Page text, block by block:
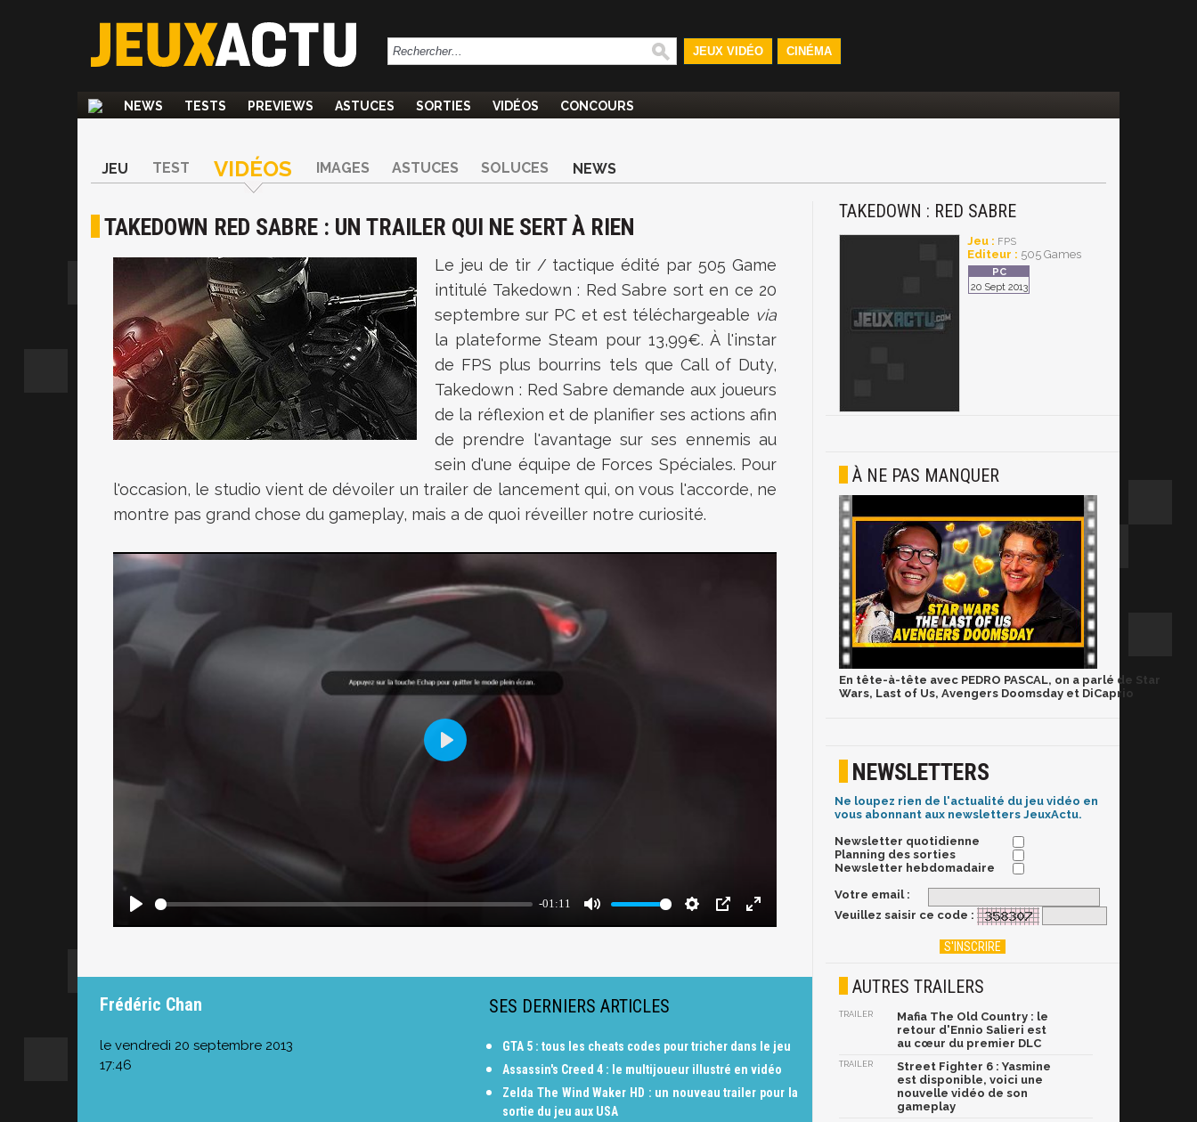
JEUX VIDÉO CINÉMA
NEWS TESTS PREVIEWS ASTUCES SORTIES VIDÉOS CONCOURS
JEU TEST VIDÉOS IMAGES ASTUCES SOLUCES NEWS
TAKEDOWN RED SABRE : UN TRAILER QUI NE SERT À RIEN
Le jeu de tir / tactique édité par 505 Game
intitulé Takedown : Red Sabre sort en ce 20
septembre sur PC et est téléchargeable via
la plateforme Steam pour 13,99€. À l'instar
de FPS plus bourrins tels que Call of Duty,
Takedown : Red Sabre demande aux joueurs
de la réflexion et de planifier ses actions afin
de prendre l'avantage sur ses ennemis au
sein d'une équipe de Forces Spéciales. Pour
l'occasion, le studio vient de dévoiler un trailer de lancement qui, on vous l'accorde, ne
montre pas grand chose du gameplay, mais a de quoi réveiller notre curiosité.
Frédéric Chan
le vendredi 20 septembre 2013
17:46
SES DERNIERS ARTICLES
GTA 5 : tous les cheats codes pour tricher dans le jeu
Assassin's Creed 4 : le multijoueur illustré en vidéo
Zelda The Wind Waker HD : un nouveau trailer pour la
sortie du jeu aux USA
TAKEDOWN : RED SABRE
Jeu : FPS
Editeur : 505 Games
20 Sept 2013
À NE PAS MANQUER
En tête-à-tête avec PEDRO PASCAL, on a parlé de Star
Wars, Last of Us, Avengers Doomsday et DiCaprio
NEWSLETTERS
Ne loupez rien de l'actualité du jeu vidéo en
vous abonnant aux newsletters JeuxActu.
Newsletter quotidienne
Planning des sorties
Newsletter hebdomadaire
Votre email :
Veuillez saisir ce code :
AUTRES TRAILERS
TRAILER
Mafia The Old Country : le
retour d'Ennio Salieri est
au cœur du premier DLC
TRAILER
Street Fighter 6 : Yasmine
est disponible, voici une
nouvelle vidéo de son
gameplay